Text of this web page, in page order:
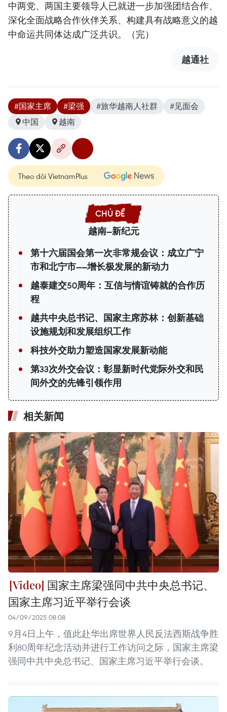
中两党、两国主要领导人已就进一步加强团结合作、
深化全面战略合作伙伴关系、构建具有战略意义的越
中命运共同体达成广泛共识。（完）
越通社
#国家主席 #梁强 #旅华越南人社群
#见面会
中国
越南
Theo dõi VietnamPlus
越南—新纪元
第十六届国会第一次非常规会议：成立广宁
市和北宁市——增长极发展的新动力
越泰建交50周年：互信与情谊铸就的合作历
程
越共中央总书记、国家主席苏林：创新基础
设施规划和发展组织工作
科技外交助力塑造国家发展新动能
第33次外交会议：彰显新时代党际外交和民
间外交的先锋引领作用
相关新闻
国家主席梁强同中共中央总书记、
国家主席习近平举行会谈
04/09/2025 08:08
9月4日上午，值此赴华出席世界人民反法西斯战争胜
利80周年纪念活动并进行工作访问之际，国家主席梁
强同中共中央总书记、国家主席习近平举行会谈。